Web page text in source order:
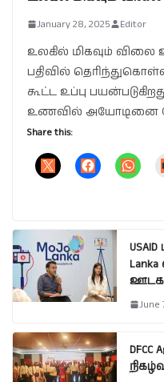
January 28, 2025 Editor
உலகில் மிகவும் விலை
பதிவில்
கூட்ட உப்பு
உணவில் அயோடினை
Share this:
June
DFCC